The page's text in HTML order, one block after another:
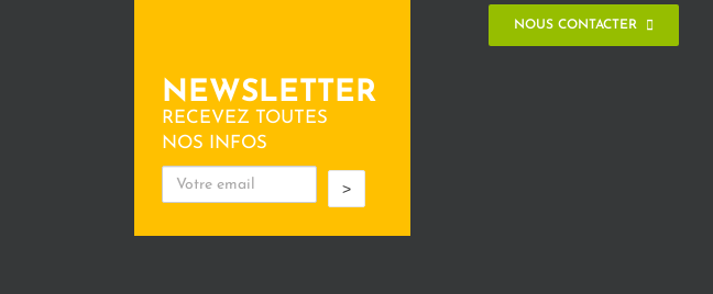
NEWSLETTER
RECEVEZ TOUTES
NOS INFOS
>
NOUS CONTACTER